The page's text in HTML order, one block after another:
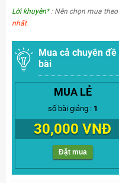
Lời khuyên*: Nên chọn mua
nhất
Mua cả chuyên đề
bài
MUA LẺ
số bài giảng : 1
30,000 VNĐ
Đặt mua